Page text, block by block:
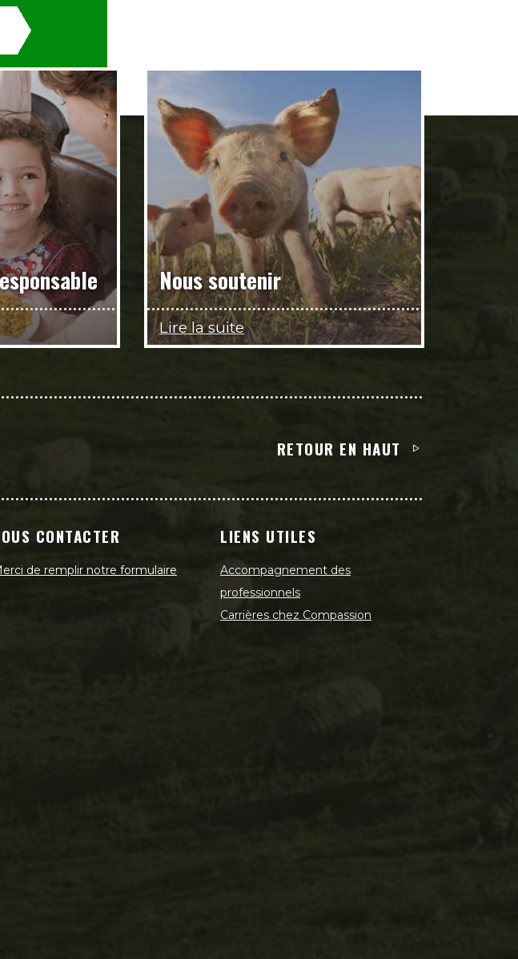
Nous soutenir
Lire la suite
RETOUR EN HAUT
CONTACTER
de remplir notre formulaire
LIENS UTILES
Accompagnement des
professionnels
Carrières chez Compassion